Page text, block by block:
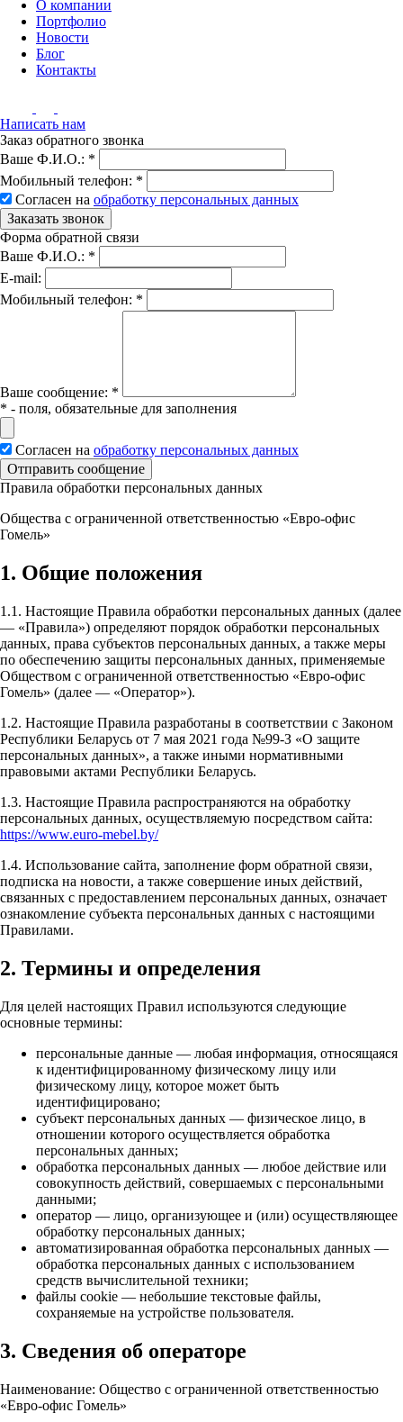
О компании
Портфолио
Новости
Блог
Контакты
Написать нам
Заказ обратного звонка
Ваше Ф.И.О.: *
Мобильный телефон: *
Согласен на обработку персональных данных
Заказать звонок
Форма обратной связи
Ваше Ф.И.О.: *
E-mail:
Мобильный телефон: *
Вашe сообщение: *
* - поля, обязательные для заполнения
Согласен на обработку персональных данных
Отправить сообщение
Правила обработки персональных данных
Общества с ограниченной ответственностью «Евро-офис
Гомель»
1. Общие положения
1.1. Настоящие Правила обработки персональных данных (далее
— «Правила») определяют порядок обработки персональных
данных, права субъектов персональных данных, а также меры
по обеспечению защиты персональных данных, применяемые
Обществом с ограниченной ответственностью «Евро-офис
Гомель» (далее — «Оператор»).
1.2. Настоящие Правила разработаны в соответствии с Законом
Республики Беларусь от 7 мая 2021 года №99-З «О защите
персональных данных», а также иными нормативными
правовыми актами Республики Беларусь.
1.3. Настоящие Правила распространяются на обработку
персональных данных, осуществляемую посредством сайта:
https://www.euro-mebel.by/
1.4. Использование сайта, заполнение форм обратной связи,
подписка на новости, а также совершение иных действий,
связанных с предоставлением персональных данных, означает
ознакомление субъекта персональных данных с настоящими
Правилами.
2. Термины и определения
Для целей настоящих Правил используются следующие
основные термины:
персональные данные — любая информация, относящаяся
к идентифицированному физическому лицу или
физическому лицу, которое может быть
идентифицировано;
субъект персональных данных — физическое лицо, в
отношении которого осуществляется обработка
персональных данных;
обработка персональных данных — любое действие или
совокупность действий, совершаемых с персональными
данными;
оператор — лицо, организующее и (или) осуществляющее
обработку персональных данных;
автоматизированная обработка персональных данных —
обработка персональных данных с использованием
средств вычислительной техники;
файлы cookie — небольшие текстовые файлы,
сохраняемые на устройстве пользователя.
3. Сведения об операторе
Наименование: Общество с ограниченной ответственностью
«Евро-офис Гомель»